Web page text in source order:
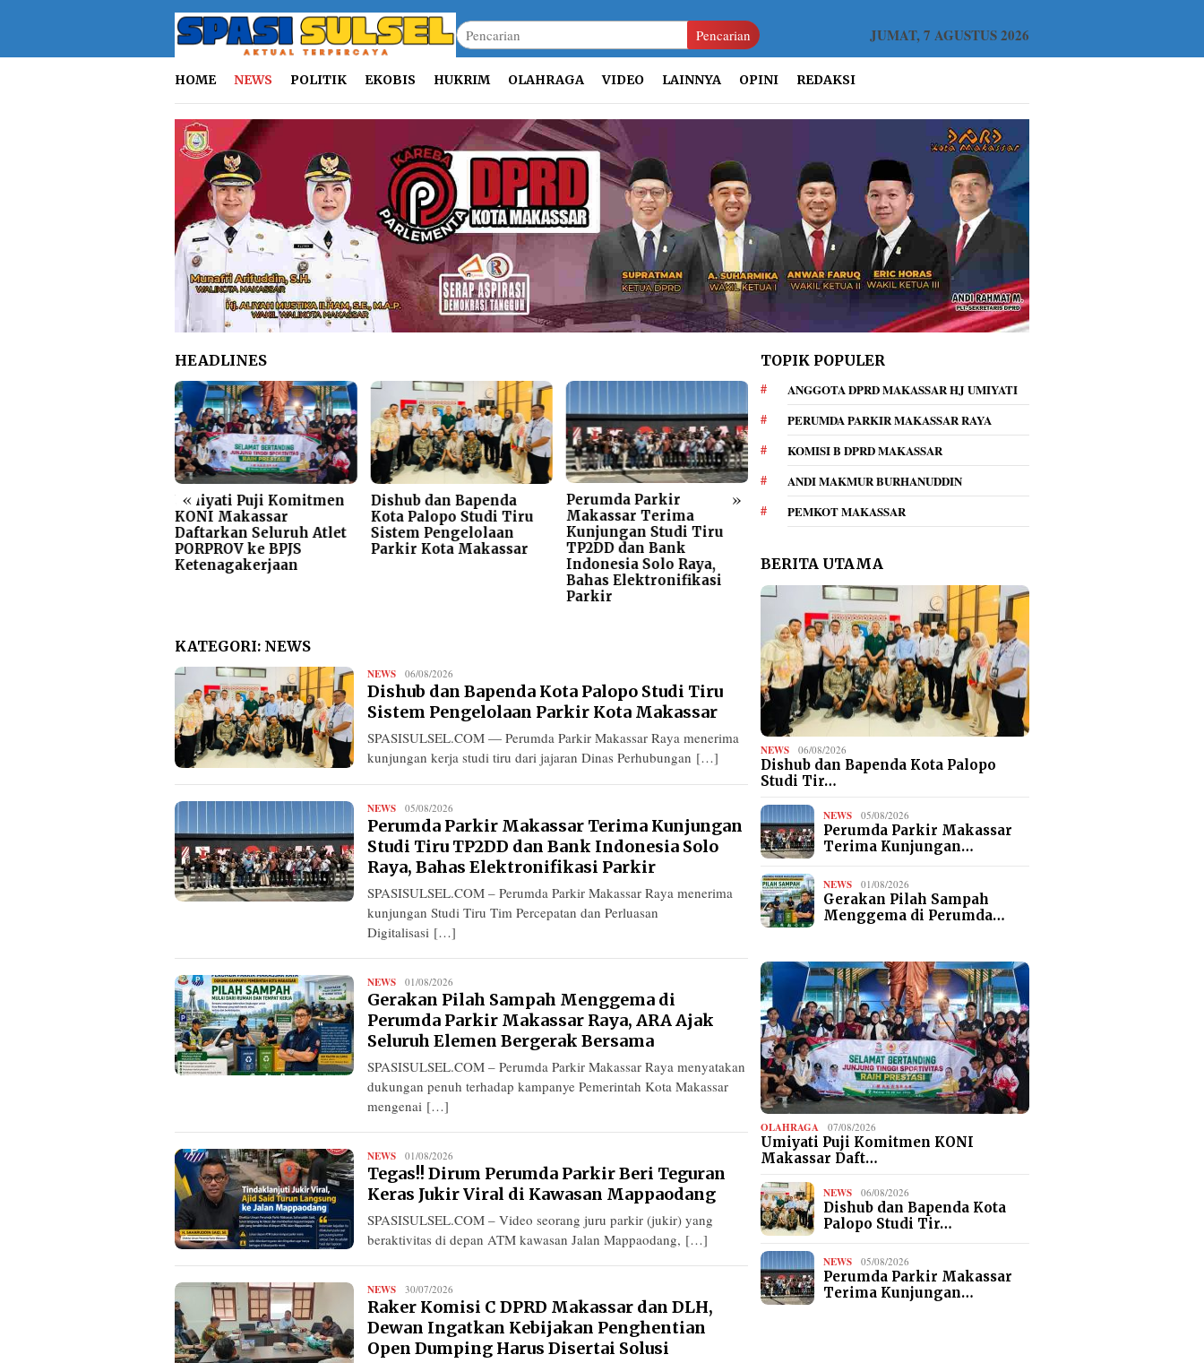
Pencarian JUMAT, 7 AGUSTUS 2026
HOME NEWS POLITIK EKOBIS HUKRIM OLAHRAGA VIDEO LAINNYA OPINI REDAKSI
HEADLINES
« »
Umiyati Puji Komitmen
KONI Makassar
Daftarkan Seluruh Atlet
PORPROV ke BPJS
Ketenagakerjaan
Dishub dan Bapenda
Kota Palopo Studi Tiru
Sistem Pengelolaan
Parkir Kota Makassar
Perumda Parkir
Makassar Terima
Kunjungan Studi Tiru
TP2DD dan Bank
Indonesia Solo Raya,
Bahas Elektronifikasi
Gerakan Pilah Sampah
Menggema di Perumda
Parkir Makassar Raya,
ARA Ajak Seluruh
Elemen Bergerak
Bersama
Tegas!! Dirum Perumda
Parkir Beri Teguran
Keras Jukir Viral di
KATEGORI: NEWS
NEWS Redaksi
06/08/2026
Dishub dan Bapenda Kota Palopo Studi Tiru
Sistem Pengelolaan Parkir Kota Makassar
SPASISULSEL.COM — Perumda Parkir Makassar Raya menerima
kunjungan kerja studi tiru dari jajaran Dinas Perhubungan […]
NEWS Redaksi
05/08/2026
Perumda Parkir Makassar Terima Kunjungan
Studi Tiru TP2DD dan Bank Indonesia Solo
Raya, Bahas Elektronifikasi Parkir
SPASISULSEL.COM – Perumda Parkir Makassar Raya menerima
kunjungan Studi Tiru Tim Percepatan dan Perluasan
Digitalisasi […]
NEWS Redaksi
01/08/2026
Gerakan Pilah Sampah Menggema di
Perumda Parkir Makassar Raya, ARA Ajak
Seluruh Elemen Bergerak Bersama
SPASISULSEL.COM – Perumda Parkir Makassar Raya menyatakan
dukungan penuh terhadap kampanye Pemerintah Kota Makassar
mengenai […]
NEWS Redaksi
01/08/2026
Tegas!! Dirum Perumda Parkir Beri Teguran
Keras Jukir Viral di Kawasan Mappaodang
SPASISULSEL.COM – Video seorang juru parkir (jukir) yang
beraktivitas di depan ATM kawasan Jalan Mappaodang, […]
NEWS Redaksi
30/07/2026
Raker Komisi C DPRD Makassar dan DLH,
Dewan Ingatkan Kebijakan Penghentian
Open Dumping Harus Disertai Solusi
TOPIK POPULER
ANGGOTA DPRD MAKASSAR HJ UMIYATI
PERUMDA PARKIR MAKASSAR RAYA
KOMISI B DPRD MAKASSAR
ANDI MAKMUR BURHANUDDIN
PEMKOT MAKASSAR
BERITA UTAMA
NEWS 06/08/2026
Dishub dan Bapenda Kota Palopo
Studi Tir…
NEWS 05/08/2026
Perumda Parkir Makassar
Terima Kunjungan…
NEWS 01/08/2026
Gerakan Pilah Sampah
Menggema di Perumda…
OLAHRAGA 07/08/2026
Umiyati Puji Komitmen KONI
Makassar Daft…
NEWS 06/08/2026
Dishub dan Bapenda Kota
Palopo Studi Tir…
NEWS 05/08/2026
Perumda Parkir Makassar
Terima Kunjungan…